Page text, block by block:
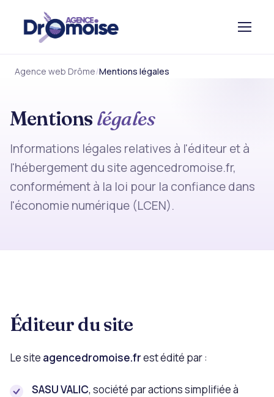
Agence web Drôme Mentions légales
Mentions légales
Informations légales relatives à l'éditeur et à
l'hébergement du site agencedromoise.fr,
conformément à la loi pour la confiance dans
l'économie numérique (LCEN).
Éditeur du site
Le site agencedromoise.frest édité par :
SASU VALIC, société par actions simplifiée à